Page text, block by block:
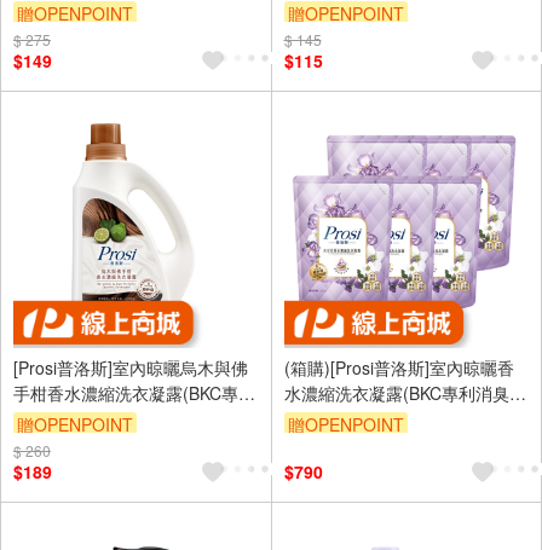
贈OPENPOINT
$ 275
$149
贈OPENPOINT
$ 145
$115
[Prosi普洛斯]室內晾曬烏木與佛
手柑香水濃縮洗衣凝露(BKC專利
消臭緩釋配方)2200mlx1入
贈OPENPOINT
$ 260
$189
(箱購)[Prosi普洛斯]室內晾曬香
水濃縮洗衣凝露(BKC專利消臭緩
釋配方)1800mlx6包
贈OPENPOINT
$790